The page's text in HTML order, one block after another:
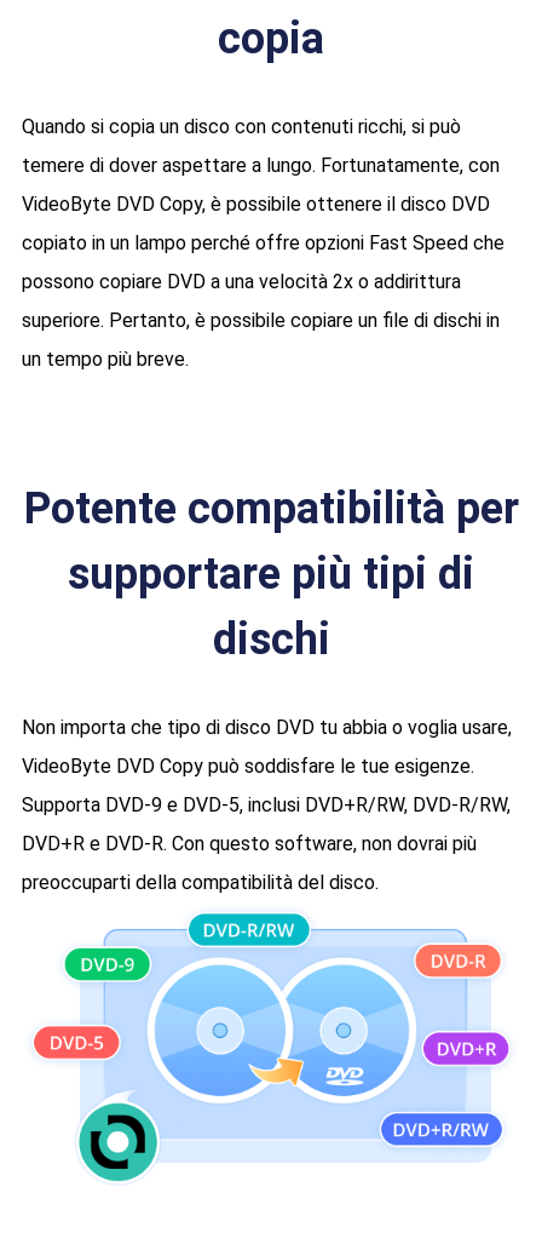
copia
Quando si copia un disco con contenuti ricchi, si può
temere di dover aspettare a lungo. Fortunatamente, con
VideoByte DVD Copy, è possibile ottenere il disco DVD
copiato in un lampo perché offre opzioni Fast Speed che
possono copiare DVD a una velocità 2x o addirittura
superiore. Pertanto, è possibile copiare un file di dischi in
un tempo più breve.
Potente compatibilità per
supportare più tipi di
dischi
Non importa che tipo di disco DVD tu abbia o voglia usare,
VideoByte DVD Copy può soddisfare le tue esigenze.
Supporta DVD-9 e DVD-5, inclusi DVD+R/RW, DVD-R/RW,
DVD+R e DVD-R. Con questo software, non dovrai più
preoccuparti della compatibilità del disco.